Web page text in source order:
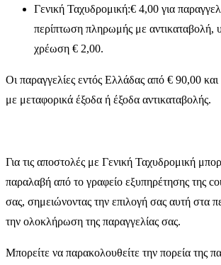
Γενική Ταχυδρομική:€ 4,00 για
περίπτωση πληρωμής με αντικαταβολή,
χρέωση € 2,00.
Οι παραγγελίες εντός Ελλάδας από € 90,00
με μεταφορικά έξοδα ή έξοδα αντικαταβολής.
Για τις αποστολές με Γενική Ταχυδρομική
παραλαβή από το γραφείο εξυπηρέτησης της
σας, σημειώνοντας την επιλογή σας αυτή στα
την ολοκλήρωση της παραγγελίας σας.
Μπορείτε να παρακολουθείτε την πορεία της